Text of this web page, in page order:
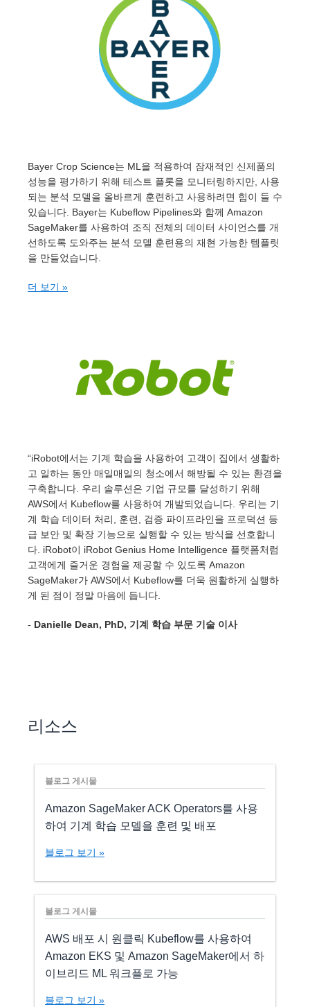
Bayer Crop Science는 ML을 적용하여 잠재적인 신제품의
성능을 평가하기 위해 테스트 플롯을 모니터링하지만, 사용
되는 분석 모델을 올바르게 훈련하고 사용하려면 힘이 들 수
있습니다. Bayer는 Kubeflow Pipelines와 함께 Amazon
SageMaker를 사용하여 조직 전체의 데이터 사이언스를 개
선하도록 도와주는 분석 모델 훈련용의 재현 가능한 템플릿
을 만들었습니다.
더 보기 »
“iRobot에서는 기계 학습을 사용하여 고객이 집에서 생활하
고 일하는 동안 매일매일의 청소에서 해방될 수 있는 환경을
구축합니다. 우리 솔루션은 기업 규모를 달성하기 위해
AWS에서 Kubeflow를 사용하여 개발되었습니다. 우리는 기
계 학습 데이터 처리, 훈련, 검증 파이프라인을 프로덕션 등
급 보안 및 확장 기능으로 실행할 수 있는 방식을 선호합니
다. iRobot이 iRobot Genius Home Intelligence 플랫폼처럼
고객에게 즐거운 경험을 제공할 수 있도록 Amazon
SageMaker가 AWS에서 Kubeflow를 더욱 원활하게 실행하
게 된 점이 정말 마음에 듭니다.
- Danielle Dean, PhD, 기계 학습 부문 기술 이사
리소스
블로그 게시물
Amazon SageMaker ACK Operators를 사용
하여 기계 학습 모델을 훈련 및 배포
블로그 보기 »
블로그 게시물
AWS 배포 시 원클릭 Kubeflow를 사용하여
Amazon EKS 및 Amazon SageMaker에서 하
이브리드 ML 워크플로 가능
블로그 보기 »